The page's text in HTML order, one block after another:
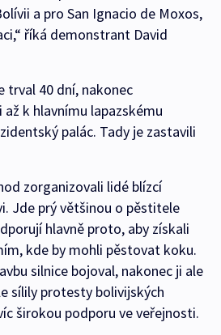
a pro San Ignacio de Moxos,
říká demonstrant David
trval 40 dní, nakonec
k hlavnímu lapazskému
palác. Tady je zastavili
zorganizovali lidé blízcí
Jde prý většinou o pěstitele
hlavně proto, aby získali
kde by mohli pěstovat koku.
silnice bojoval, nakonec ji ale
sílily protesty bolivijských
širokou podporu ve veřejnosti.